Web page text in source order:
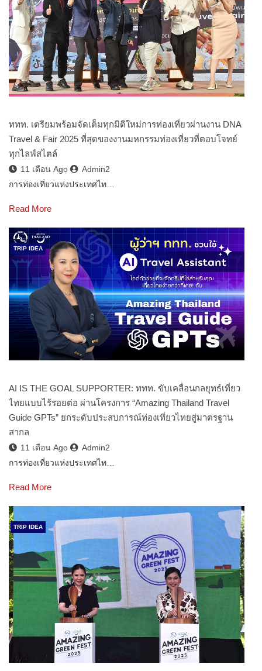
ททท. เตรียมพร้อมจัดเต็มทุกมิติใหม่การท่องเที่ยวผ่านงาน DNA
Travel & Fair 2025 ที่สุดของงานมหกรรมท่องเที่ยวที่ตอบโจทย์
ทุกไลฟ์สไตล์
11 เดือน Ago
Admin2
การท่องเที่ยวแห่งประเทศไท…
Read More
TRIP IDEA
AI IS THE GOAL SUPPORTER: ททท. ขับเคลื่อนกลยุทธ์เที่ยว
ไทยแบบไร้รอยต่อ ผ่านโครงการ “Amazing Thailand Travel
Guide GPTs” ยกระดับประสบการณ์ท่องเที่ยวไทยสู่มาตรฐาน
สากล
11 เดือน Ago
Admin2
การท่องเที่ยวแห่งประเทศไท…
Read More
TRIP IDEA